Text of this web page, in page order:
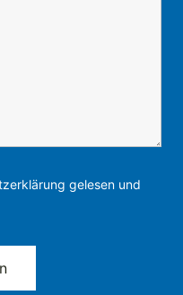
gelesen und